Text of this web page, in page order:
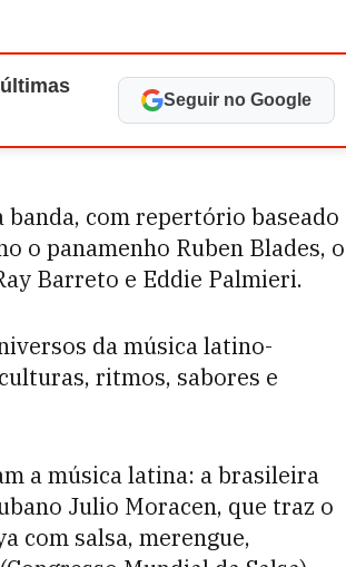
Seguir no Google
com repertório baseado
o panamenho Ruben Blades, o
Barreto e Eddie Palmieri.
da música latino-
ritmos, sabores e
a música latina: a brasileira
Julio Moracen, que traz o
com salsa, merengue,